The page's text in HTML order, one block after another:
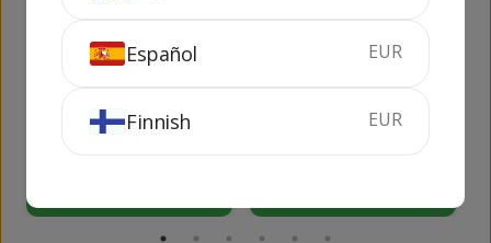
Marqués de
Caceres Rosé
75 cl
Moscato de Ochoa
Vi d'Agulla
5.5%
Español EUR
Finnish EUR